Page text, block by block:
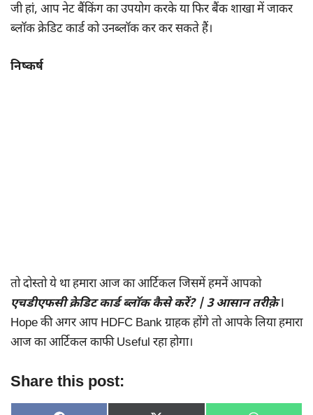
जी हां, आप नेट बैंकिंग का उपयोग करके या फिर बैंक शाखा में जाकर
ब्लॉक क्रेडिट कार्ड को उनब्लॉक कर कर सकते हैं।
निष्कर्ष
तो दोस्तो ये था हमारा आज का आर्टिकल जिसमें हमनें आपको
एचडीएफसी क्रेडिट कार्ड ब्लॉक कैसे करें? | 3 आसान तरीक़ेI
Hope की अगर आप HDFC Bank ग्राहक होंगे तो आपके लिया हमारा
आज का आर्टिकल काफी Useful रहा होगा।
Share this post: